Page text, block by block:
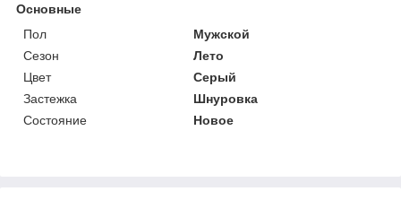
Основные
Пол
Мужской
Сезон
Лето
Цвет
Серый
Застежка
Шнуровка
Состояние
Новое